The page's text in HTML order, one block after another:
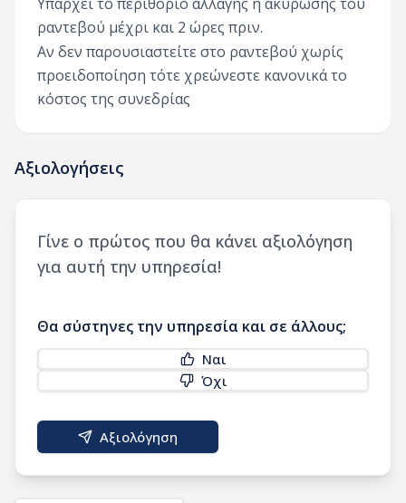
ραντεβού μέχρι και 2 ώρες πριν.
Αν δεν παρουσιαστείτε στο ραντεβού χωρίς
προειδοποίηση τότε χρεώνεστε κανονικά το
κόστος της συνεδρίας
Αξιολογήσεις
Γίνε ο πρώτος που θα κάνει αξιολόγηση
για αυτή την υπηρεσία!
Θα σύστηνες την υπηρεσία και σε άλλους;
Ναι
Όχι
Αξιολόγηση